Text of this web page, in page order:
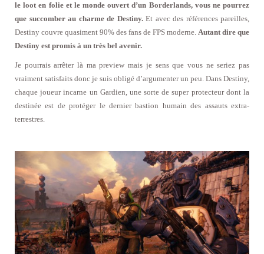
le loot en folie et le monde ouvert d’un Borderlands, vous ne pourrez
que succomber au charme de Destiny.Et avec des références pareilles,
Destiny couvre quasiment 90% des fans de FPS moderne. Autant dire que
Destiny est promis à un très bel avenir.
Je pourrais arrêter là ma preview mais je sens que vous ne seriez pas
vraiment satisfaits donc je suis obligé d’argumenter un peu. Dans Destiny,
chaque joueur incarne un Gardien, une sorte de super protecteur dont la
destinée est de protéger le dernier bastion humain des assauts extra-
terrestres.